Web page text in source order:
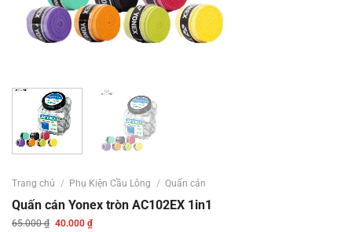
Trang chủ / Phụ Kiện Cầu Lông / Quấn cán
Quấn cán Yonex tròn AC102EX 1in1
65.000₫ Giá
40.000 ₫Giá